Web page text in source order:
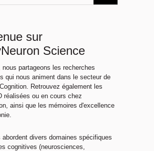
sur
Science
partageons les recherches
qui nous animent dans le secteur de
Retrouvez également les
réalisées ou en cours chez
ainsi que les mémoires d'excellence
abordent divers domaines spécifiques
cognitives (neurosciences,